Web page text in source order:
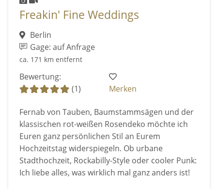
Freakin' Fine Weddings
Berlin
Gage: auf Anfrage
ca. 171 km entfernt
Bewertung:
(1)
Merken
Fernab von Tauben, Baumstammsägen und der
klassischen rot-weißen Rosendeko möchte ich
Euren ganz persönlichen Stil an Eurem
Hochzeitstag widerspiegeln. Ob urbane
Stadthochzeit, Rockabilly-Style oder cooler Punk:
Ich liebe alles, was wirklich mal ganz anders ist!